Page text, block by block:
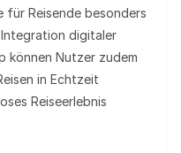
Reisende besonders
digitaler
können Nutzer zudem
in Echtzeit
Reiseerlebnis